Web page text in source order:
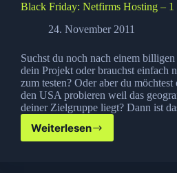
Black Friday: Netfirms Hosting – 1
24. November 2011
Suchst du noch nach einem
dein Projekt oder brauchst einfach
zum testen? Oder aber du
den USA probieren weil das
deiner Zielgruppe liegt? Dann ist
Weiterlesen
Black